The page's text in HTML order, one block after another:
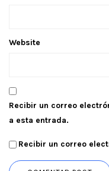
Website
Recibir un correo
a esta entrada.
Recibir un correo